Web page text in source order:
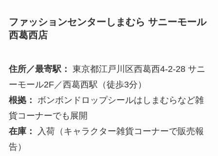
ファッションセンターしまむら サニーモール
西葛西店
住所／最寄駅： 東京都江戸川区西葛西4-2-28 サニ
ーモール2F／西葛西駅（徒歩3分）
根拠：
ボンボンドロップシールはしまむらなど雑
貨コーナーでも展開
在庫：
入荷（キャラクター雑貨コーナーで販売報
告）